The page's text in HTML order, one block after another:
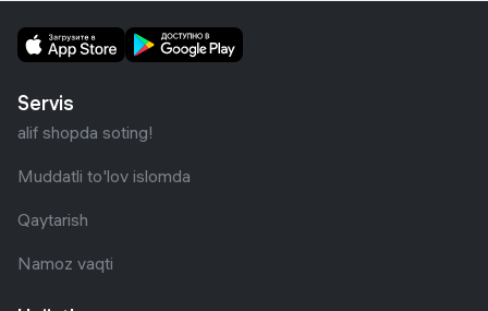
Servis
alif shopda soting!
Muddatli to'lov islomda
Qaytarish
Namoz vaqti